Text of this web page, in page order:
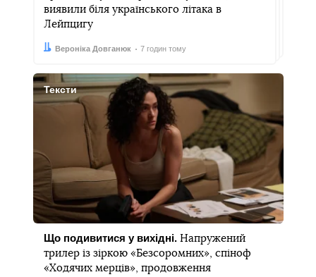
виявили біля українського літака в
Лейпцигу
Автор:Вероніка Довганюк
Дата: 7 годин тому
Тексти
Що подивитися у вихідні. Напружений
трилер із зіркою «Безсоромних», спіноф
«Ходячих мерців», продовження